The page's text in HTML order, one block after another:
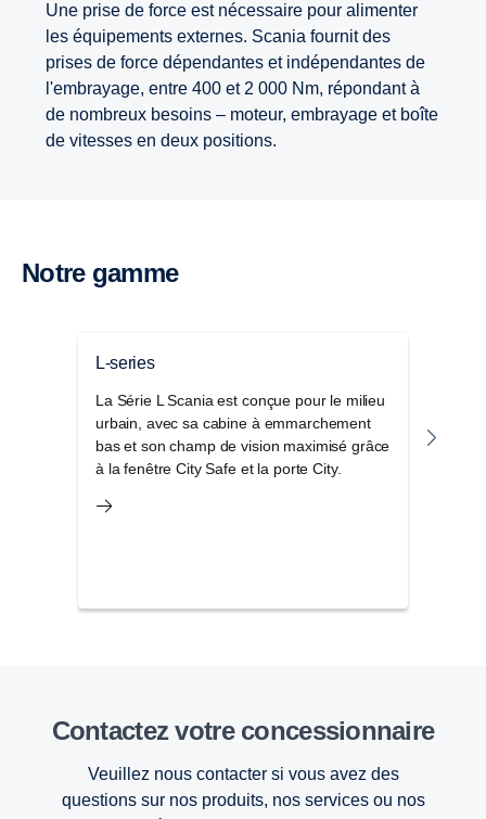
Une prise de force est nécessaire pour alimenter
les équipements externes. Scania fournit des
prises de force dépendantes et indépendantes de
l'embrayage, entre 400 et 2 000 Nm, répondant à
de nombreux besoins – moteur, embrayage et boîte
de vitesses en deux positions.
Notre gamme
L-series
La Série L Scania est conçue pour le milieu
urbain, avec sa cabine à emmarchement
bas et son champ de vision maximisé grâce
à la fenêtre City Safe et la porte City.
Contactez votre concessionnaire
Veuillez nous contacter si vous avez des
questions sur nos produits, nos services ou nos